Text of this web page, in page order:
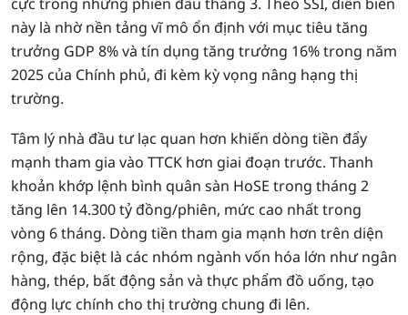
này là nhờ nền tảng vĩ mô ổn định với mục tiêu tăng
trưởng GDP 8% và tín dụng tăng trưởng 16% trong năm
2025 của Chính phủ, đi kèm kỳ vọng nâng hạng thị
trường.
Tâm lý nhà đầu tư lạc quan hơn khiến dòng tiền đẩy
mạnh tham gia vào TTCK hơn giai đoạn trước. Thanh
khoản khớp lệnh bình quân sàn HoSE trong tháng 2
tăng lên 14.300 tỷ đồng/phiên, mức cao nhất trong
vòng 6 tháng. Dòng tiền tham gia mạnh hơn trên diện
rộng, đặc biệt là các nhóm ngành vốn hóa lớn như ngân
hàng, thép, bất động sản và thực phẩm đồ uống, tạo
động lực chính cho thị trường chung đi lên.